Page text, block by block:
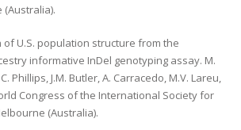
(Australia).
U.S. population structure from the
informative InDel genotyping assay. M.
Phillips, J.M. Butler, A. Carracedo, M.V. Lareu,
Congress of the International Society for
(Australia).